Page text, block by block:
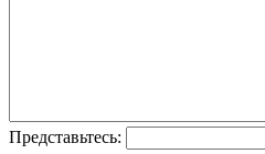
Представьтесь: